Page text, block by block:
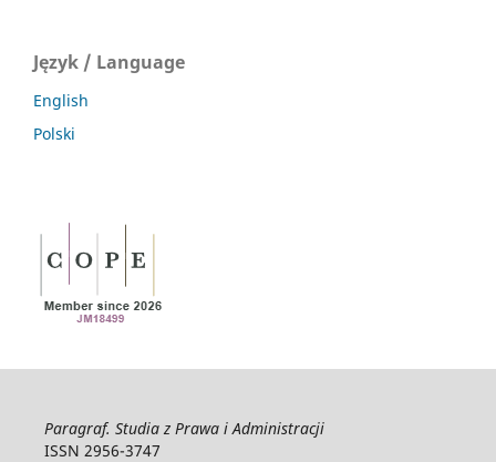
Język / Language
English
Polski
Paragraf. Studia z Prawa i Administracji
ISSN 2956-3747